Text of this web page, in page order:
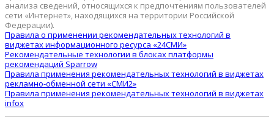
анализа сведений, относящихся к предпочтениям пользователей
сети «Интернет», находящихся на территории Российской
Федерации).
Правила о применении рекомендательных технологий в
виджетах информационного ресурса «24СМИ»
Рекомендательные технологии в блоках платформы
рекомендаций Sparrow
Правила применения рекомендательных технологий в виджетах
рекламно-обменной сети «СМИ2»
Правила применения рекомендательных технологий в виджетах
infox